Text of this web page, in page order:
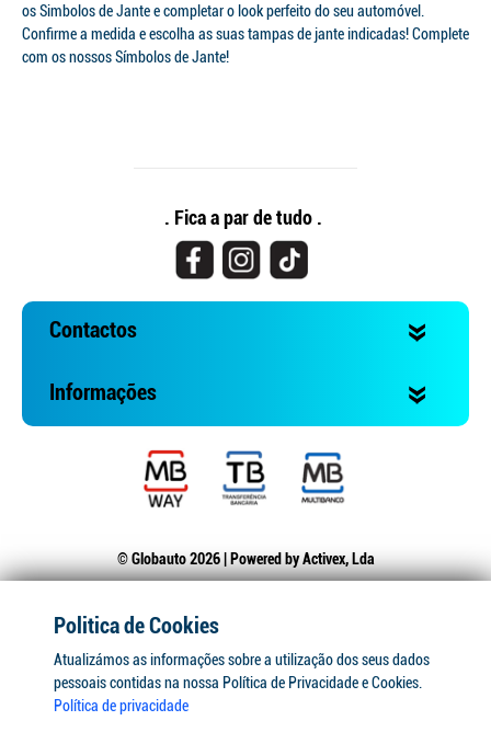
os Simbolos de Jante e completar o look perfeito do seu automóvel.
Confirme a medida e escolha as suas tampas de jante indicadas! Complete
com os nossos Símbolos de Jante!
. Fica a par de tudo .
Contactos
Informações
© Globauto 2026 | Powered byActivex, Lda
Politica de Cookies
Atualizámos as informações sobre a utilização dos seus dados
pessoais contidas na nossa Política de Privacidade e Cookies.
Política de privacidade